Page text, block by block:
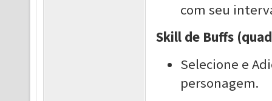
com seu
Skill de Buffs
Selecione e
personagem.